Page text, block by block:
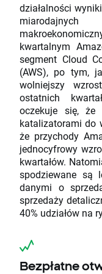
działalności
kwartalnym
segment Cloud
(AWS), po tym,
wolniejszy
ostatnich
oczekuje się, że
katalizatorami do
że przychody
jednocyfrowy
kwartałów.
spodziewane są
danymi o
sprzedaży
40% udziałów na
Bezpłatne